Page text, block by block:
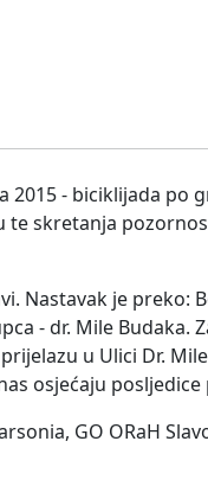
2015 - biciklijada
skretanja
Nastavak je preko:
- dr. Mile
u Ulici Dr.
osjećaju posljedice
GO ORaH